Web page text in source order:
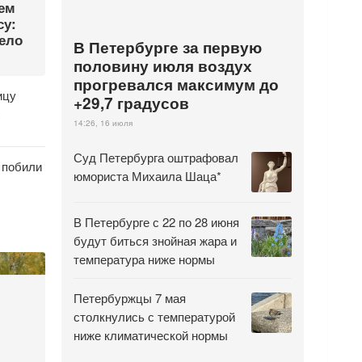
В Петербурге за первую
половину июля воздух
прогревался максимум до
+29,7 градусов
14:26, 16 июля
Суд Петербурга оштрафовал
юмориста Михаила Шаца*
В Петербурге с 22 по 28 июня
будут биться знойная жара и
температура ниже нормы
Петербуржцы 7 мая
столкнулись с температурой
ниже климатической нормы